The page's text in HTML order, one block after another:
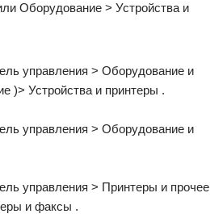
Оборудование > Устройства и
управления > Оборудование и
)> Устройства и принтеры .
управления > Оборудование и
управления > Принтеры и прочее
и факсы .